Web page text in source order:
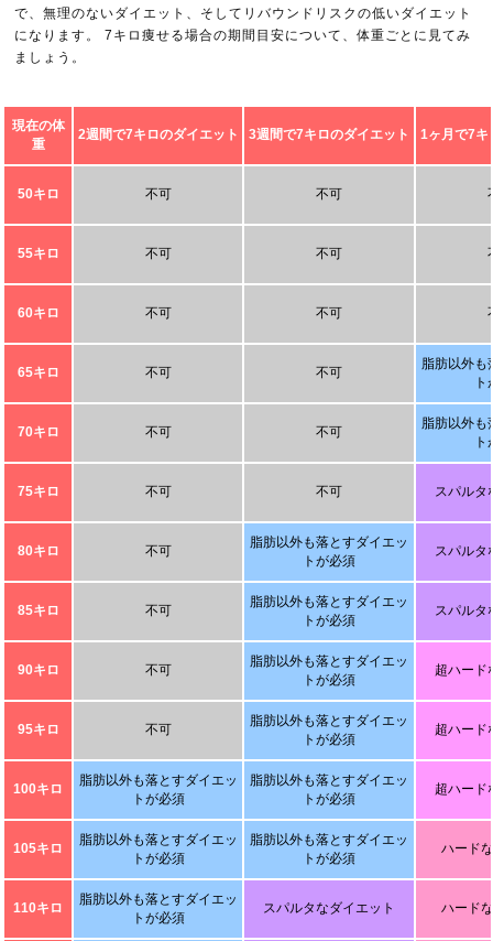
で、無理のないダイエット、そしてリバウンドリスクの低いダイエット
になります。 7キロ痩せる場合の期間目安について、体重ごとに見てみ
ましょう。
現在の体
重
2週間で7キロのダイエット 3週間で7キロのダイエット 1ヶ月で7キ
50キロ 不可 不可
55キロ 不可 不可
60キロ 不可 不可
65キロ 不可 不可
脂肪以外も
70キロ 不可 不可
脂肪以外も
75キロ 不可 不可 スパルタ
80キロ 不可
脂肪以外も落とすダイエッ
トが必須
スパルタ
85キロ 不可
脂肪以外も落とすダイエッ
トが必須
スパルタ
90キロ 不可
脂肪以外も落とすダイエッ
トが必須
超ハード
95キロ 不可
脂肪以外も落とすダイエッ
トが必須
超ハード
100キロ
脂肪以外も落とすダイエッ
トが必須
脂肪以外も落とすダイエッ
トが必須
超ハード
105キロ
脂肪以外も落とすダイエッ
トが必須
脂肪以外も落とすダイエッ
トが必須
ハード
110キロ
脂肪以外も落とすダイエッ
トが必須
スパルタなダイエット ハード